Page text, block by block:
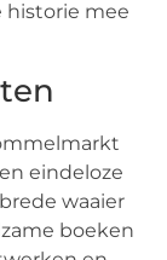
historie mee
eindeloze
waaier
boeken